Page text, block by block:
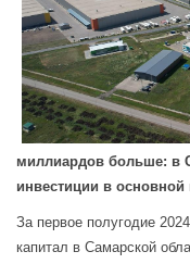
миллиардов больше: в
инвестиции в основной
За первое полугодие
капитал в Самарской